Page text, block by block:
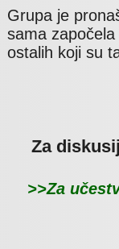
Grupa je
sama
ostalih koji su
Za
>>Za